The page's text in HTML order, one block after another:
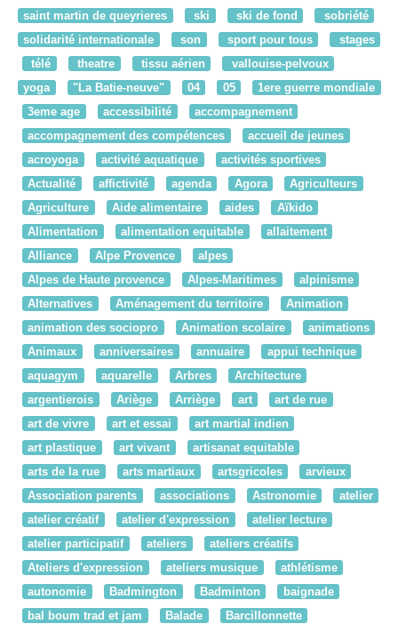
saint martin de queyrieres
ski ski de fond
sobriété
solidarité internationale
son sport pour tous
stages
télé
theatre tissu aérien
vallouise-pelvoux
yoga
"La Batie-neuve" 04 05
1ere guerre mondiale
3eme age
accessibilité
accompagnement
accompagnement des compétences
accueil de jeunes
acroyoga
activité aquatique
activités sportives
Actualité
affictivité agenda Agora
Agriculteurs
Agriculture
Aide alimentaire aides
Aïkido
Alimentation
alimentation equitable
allaitement
Alliance
Alpe Provence
alpes
Alpes de Haute provence
Alpes-Maritimes
alpinisme
Alternatives
Aménagement du territoire
Animation
animation des sociopro
Animation scolaire
animations
Animaux
anniversaires annuaire
appui technique
aquagym
aquarelle Arbres
Architecture
argentierois
Ariège Arriège art
art de rue
art de vivre
art et essai
art martial indien
art plastique
art vivant
artisanat equitable
arts de la rue
arts martiaux artsgricoles
arvieux
Association parents
associations Astronomie
atelier
atelier créatif
atelier d'expression
atelier lecture
atelier participatif
ateliers
ateliers créatifs
Ateliers d'expression
ateliers musique
athlétisme
autonomie
Badmington Badminton
baignade
bal boum trad et jam
Balade
Barcillonnette